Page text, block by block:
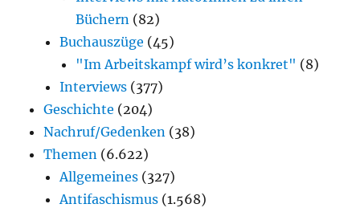
Büchern (82)
Buchauszüge (45)
"Im Arbeitskampf wird’s konkret" (8)
Interviews (377)
Geschichte (204)
Nachruf/Gedenken (38)
Themen (6.622)
Allgemeines (327)
Antifaschismus (1.568)